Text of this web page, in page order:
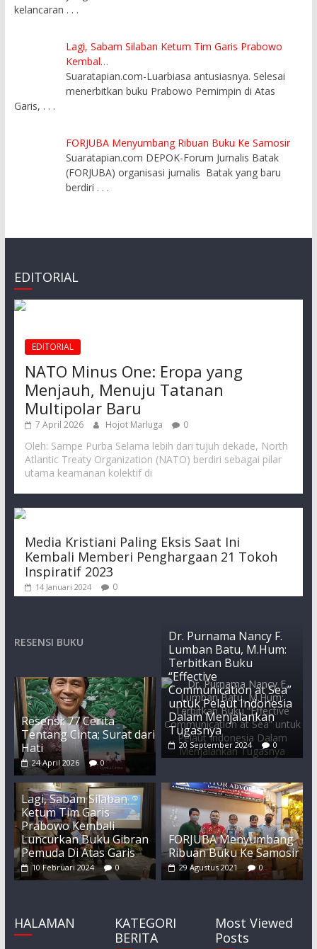
kelancaran . . .
Lagi, Sabam Silaban Ketum Tim Garis Prabowo
Kembal…
Suaratapian.com-Luarbiasa antusiasnya. Selesai
menerbitkan buku Prabowo Pemimpin di Atas
Garis, . . .
FORJUBA Menyumbang Ribuan Buku Ke Samosir
Suaratapian.com DEPOK-Forum Jurnalis Batak
(FORJUBA) organisasi jurnalis Batak yang baru
berdiri . . .
EDITORIAL
EDITORIAL
NATO Minus One: Eropa yang
Menjauh, Menuju Tatanan
Multipolar Baru
7 April 2026 Hojot Marluga 0
Oleh: Sampe Purba Selama lebih dari tujuh dekade, North
Atlantic Treaty Organization (NATO) berdiri sebagai pilar
utama keamanan kolektif di
Media Kristiani Paling Eksis Saat Ini
Kembali Memberi Penghargaan 21 Tokoh
Inspiratif 2023
14 Januari 2024 0
RESENSI BUKU
Resensi: 77 Cerita
Tentang Cinta; Surat dari
Hati
24 April 2026 0
Dr. Purnama Nancy F.
Lumban Batu, M.Hum:
Terbitkan Buku
“Effective
Communication at Sea”
untuk Pelaut Indonesia
Dalam Menjalankan
Tugasnya
20 September 2024 0
Lagi, Sabam Silaban
Ketum Tim Garis
Prabowo Kembali
Luncurkan Buku Gibran
Pemuda Di Atas Garis
10 Februari 2024 0
FORJUBA Menyumbang
Ribuan Buku Ke Samosir
29 Agustus 2021 0
HALAMAN
KATEGORI
BERITA
Most Viewed
Posts